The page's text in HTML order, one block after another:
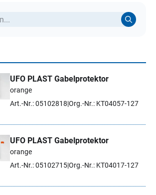
UFO PLAST Gabelprotektor
orange
Art.-Nr.: 05102818 Org.-Nr.: KT04057-127
UFO PLAST Gabelprotektor
orange
Art.-Nr.: 05102715Org.-Nr.: KT04017-127